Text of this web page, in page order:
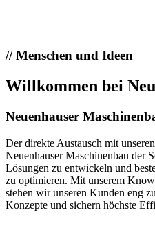
//Menschen und Ideen
Willkommen bei
Neuenhauser
Der direkte Austausch mit
Neuenhauser Maschinenbau der
Lösungen zu entwickeln und
zu optimieren. Mit unserem
stehen wir unseren Kunden eng
Konzepte und sichern höchste